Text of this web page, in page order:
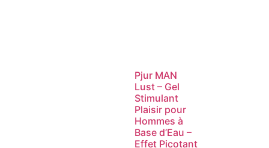
Pjur MAN
Lust – Gel
Stimulant
Plaisir pour
Hommes à
Base d’Eau –
Effet Picotant